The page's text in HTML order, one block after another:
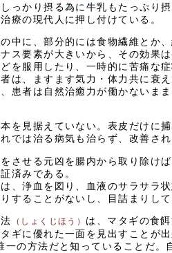
っかり摂る為に牛乳もたっぷり
療の現代人に押し付けている。
中に、部分的には食物繊維とか
ス要素が大きいから、その効果
を服用したり、一時的に苦痛な
は、ますます気力・体力共に衰
患者は自然治癒力が働かないま
を見据えていない。表皮だけに
では治る病気も治らず、改善さ
させる元凶を腸内から取り除け
済みである。
、浄血を図り、血液のサラサラ
することがないし、目詰まりし
（しょくじほう） は、マタギの食
ギに優れた一面を見出すことが
一の方法だと知っていることだ。